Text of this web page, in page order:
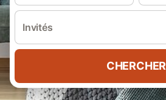
Invités
CHERCHER